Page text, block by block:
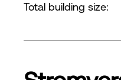
Total building size: